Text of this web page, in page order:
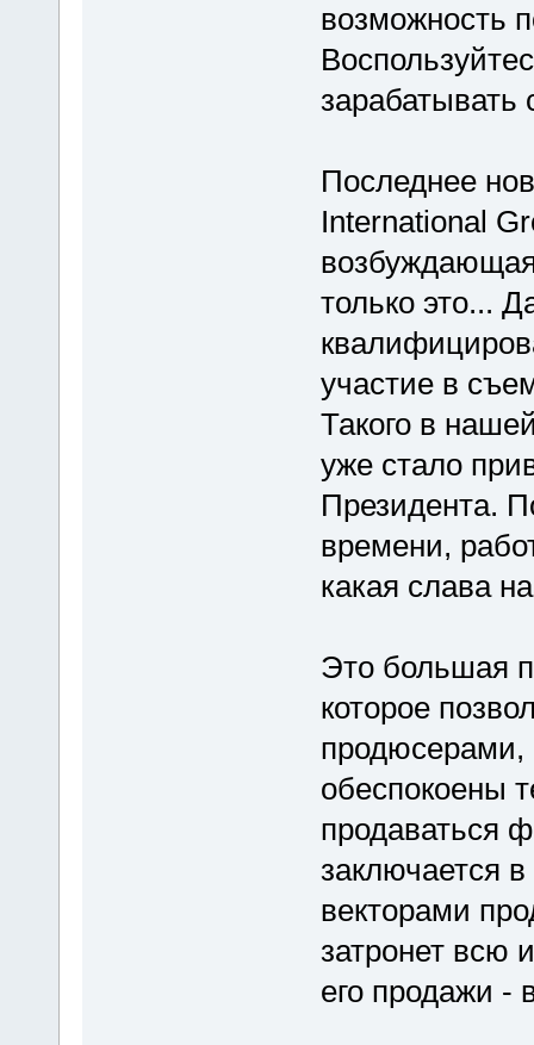
возможность
зарабатывать
Последнее
International
только это...
участие в
Такого в
уже стало
Президента.
времени,
какая слава
Это большая
которое
продюсерами,
обеспокоены
продаваться
заключается
векторами
затронет всю
его продажи -